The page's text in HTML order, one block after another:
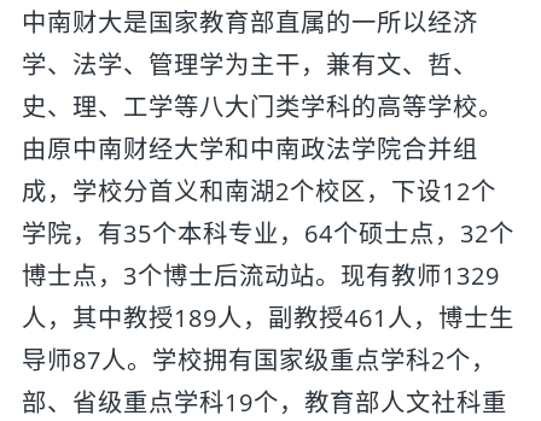
中南财大是国家教育部直属的一所以经济
学、法学、管理学为主干，兼有文、哲、
史、理、工学等八大门类学科的高等学校。
由原中南财经大学和中南政法学院合并组
成，学校分首义和南湖2个校区，下设12个
学院，有35个本科专业，64个硕士点，32个
博士点，3个博士后流动站。现有教师1329
人，其中教授189人，副教授461人，博士生
导师87人。学校拥有国家级重点学科2个，
部、省级重点学科19个，教育部人文社科重